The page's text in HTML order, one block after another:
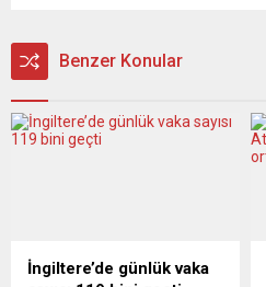
Benzer Konular
İngiltere’de günlük vaka